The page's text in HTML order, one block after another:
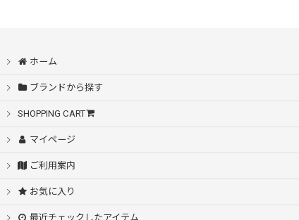
ホーム
ブランドから探す
SHOPPING CART
マイページ
ご利用案内
お気に入り
最近チェックしたアイテム